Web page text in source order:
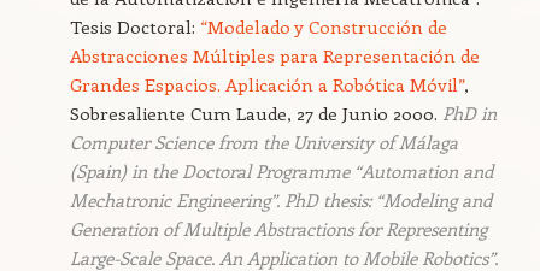
Tesis Doctoral: “Modelado y Construcción de
Abstracciones Múltiples para Representación de
Grandes Espacios. Aplicación a Robótica Móvil”,
Sobresaliente Cum Laude, 27 de Junio 2000. PhD in
Computer Science from the University of Málaga
(Spain) in the Doctoral Programme “Automation and
Mechatronic Engineering”. PhD thesis: “Modeling and
Generation of Multiple Abstractions for Representing
Large-Scale Space. An Application to Mobile Robotics”.